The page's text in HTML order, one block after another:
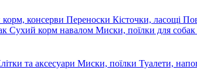
консерви Переноски Кісточки, ласощі
Сухий корм навалом Миски, поїлки для собак
та аксесуари Миски, поїлки Туалети,